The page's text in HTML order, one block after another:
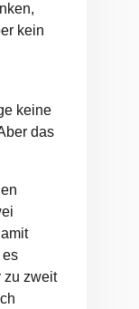
kein
keine
das
es
zu zweit